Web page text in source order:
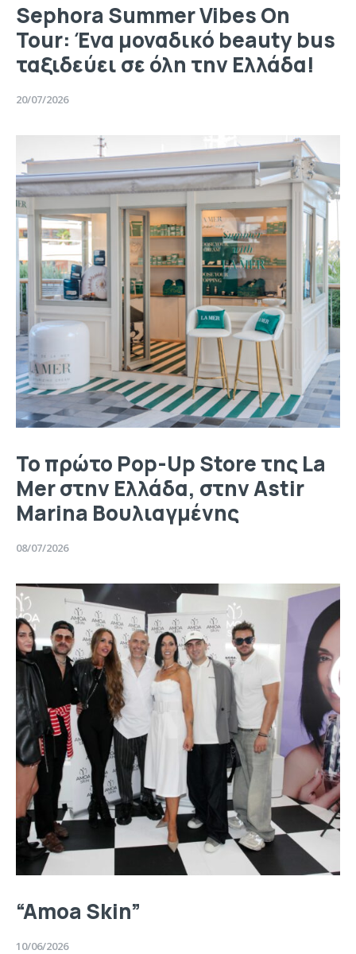
Sephora Summer Vibes On
Tour: Ένα μοναδικό beauty bus
ταξιδεύει σε όλη την Ελλάδα!
20/07/2026
Το πρώτο Pop-Up Store της La
Mer στην Ελλάδα, στην Astir
Marina Βουλιαγμένης
08/07/2026
“Amoa Skin”
10/06/2026